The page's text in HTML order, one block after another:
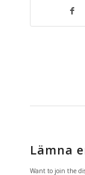
Lämna
Want to join the